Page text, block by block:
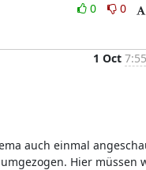
0
0
1 Oct
auch einmal
Hier müssen